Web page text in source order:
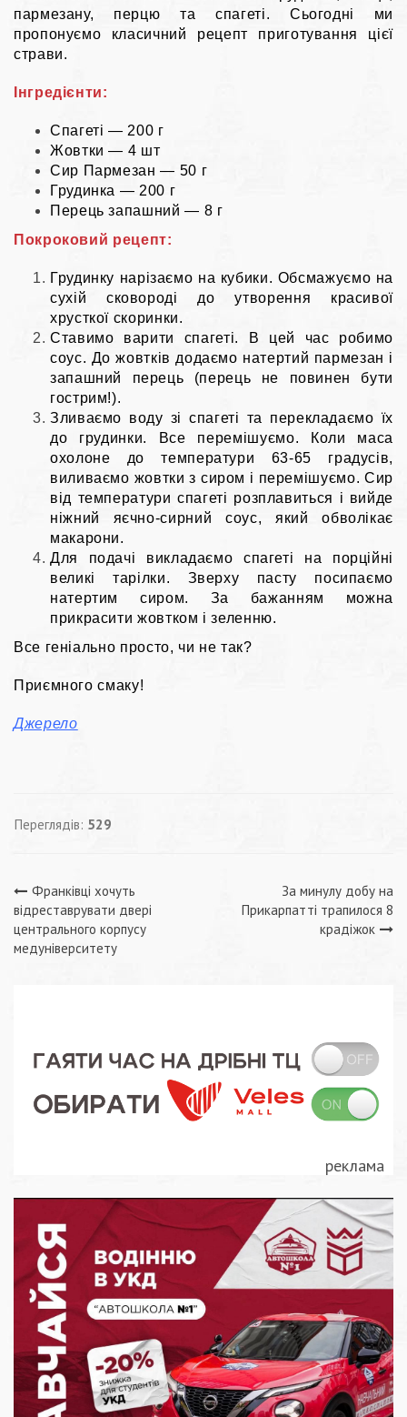
пармезану, перцю та спагеті. Сьогодні ми
пропонуємо класичний рецепт приготування цієї
страви.
Інгредієнти:
Спагеті — 200 г
Жовтки — 4 шт
Сир Пармезан — 50 г
Грудинка — 200 г
Перець запашний — 8 г
Покроковий рецепт:
Грудинку нарізаємо на кубики. Обсмажуємо на
сухій сковороді до утворення красивої
хрусткої скоринки.
Ставимо варити спагеті. В цей час робимо
соус. До жовтків додаємо натертий пармезан і
запашний перець (перець не повинен бути
гострим!).
Зливаємо воду зі спагеті та перекладаємо їх
до грудинки. Все перемішуємо. Коли маса
охолоне до температури 63-65 градусів,
виливаємо жовтки з сиром і перемішуємо. Сир
від температури спагеті розплавиться і вийде
ніжний яєчно-сирний соус, який обволікає
макарони.
Для подачі викладаємо спагеті на порційні
великі тарілки. Зверху пасту посипаємо
натертим сиром. За бажанням можна
прикрасити жовтком і зеленню.
Все геніально просто, чи не так?
Приємного смаку!
Джерело
Переглядів: 529
Навігація
записів
Франківці хочуть
відреставрувати двері
центрального корпусу
медуніверситету
За минулу добу на
Прикарпатті трапилося 8
крадіжок